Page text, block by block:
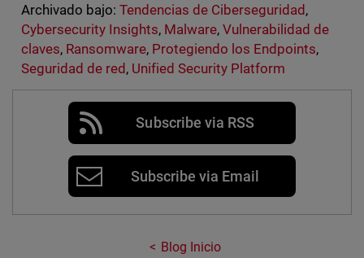
Archivado bajo: Tendencias de Ciberseguridad ,
Cybersecurity Insights, Malware,Vulnerabilidad de
claves, Ransomware, Protegiendo los Endpoints,
Seguridad de red , Unified Security Platform
Subscribe via RSS
Subscribe via Email
Blog Inicio